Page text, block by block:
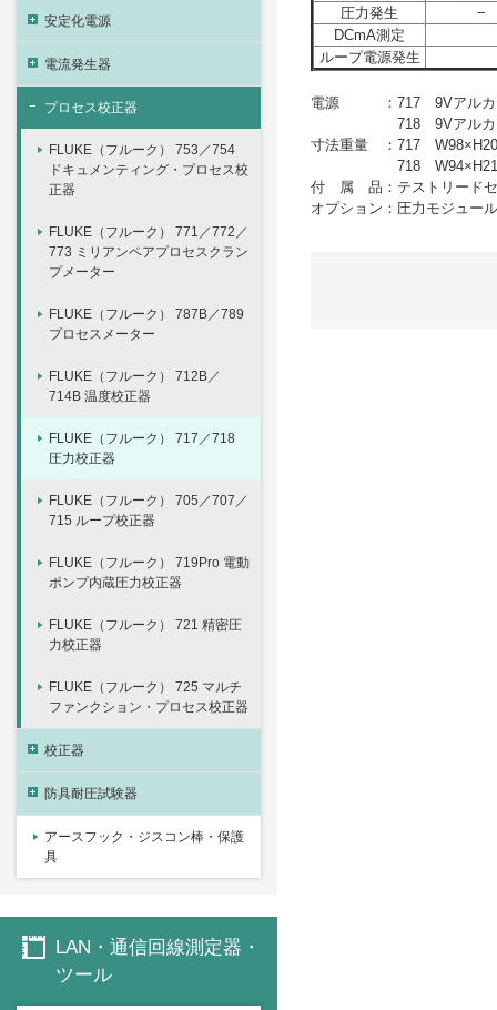
安定化電源
電流発生器
プロセス校正器
FLUKE（フルーク） 753／754
ドキュメンティング・プロセス校
正器
FLUKE（フルーク） 771／772／
773 ミリアンペアプロセスクラン
プメーター
FLUKE（フルーク） 787B／789
プロセスメーター
FLUKE（フルーク） 712B／
714B 温度校正器
FLUKE（フルーク） 717／718
圧力校正器
FLUKE（フルーク） 705／707／
715 ループ校正器
FLUKE（フルーク） 719Pro 電動
ポンプ内蔵圧力校正器
FLUKE（フルーク） 721 精密圧
力校正器
FLUKE（フルーク） 725 マルチ
ファンクション・プロセス校正器
校正器
防具耐圧試験器
アースフック・ジスコン棒・保護
具
LAN・通信回線測定器・
ツール
圧力発生
−
DCmA測定
ループ電源発生
電源 ：717 9Vアルカ
718 9Vアルカリ
寸法重量 ：717
718
付 属 品：テストリードセ
オプション：圧力モジュール